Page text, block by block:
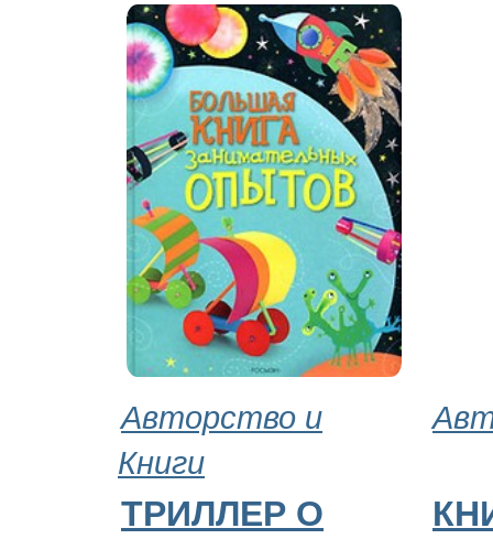
Авторство и
Книги
ТРИЛЛЕР О